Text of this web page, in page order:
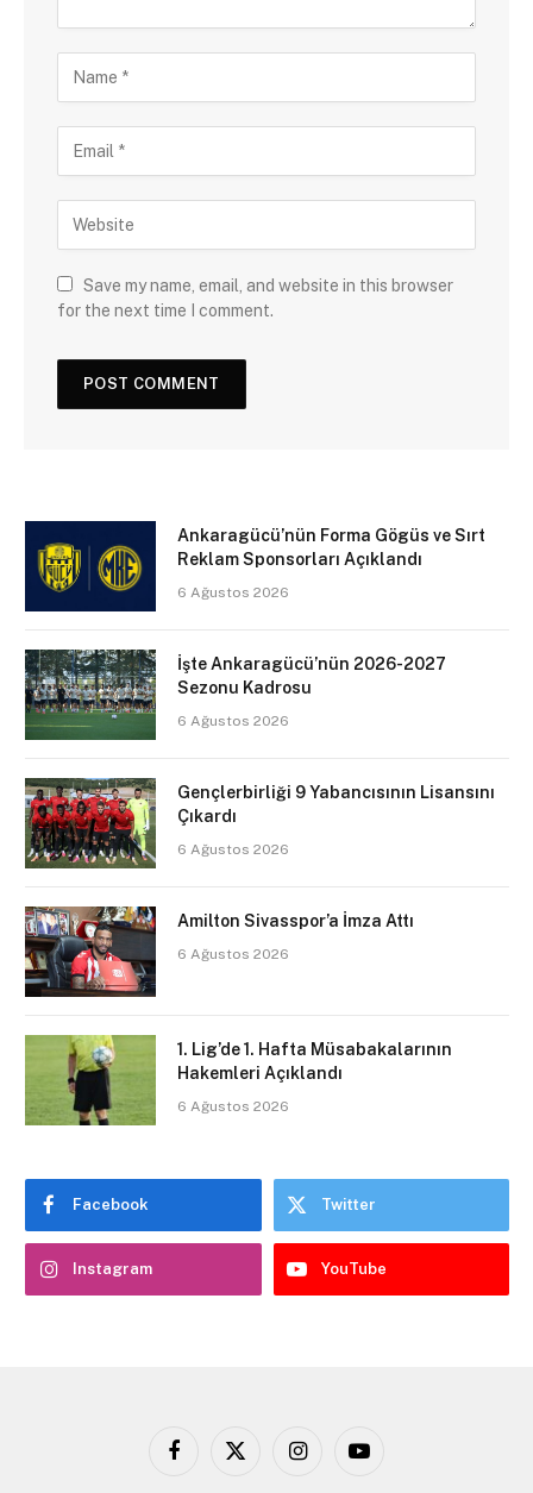
Save my name, email, and website in this browser
for the next time I comment.
Ankaragücü’nün Forma Gögüs ve Sırt
Reklam Sponsorları Açıklandı
6 Ağustos 2026
İşte Ankaragücü’nün 2026-2027
Sezonu Kadrosu
6 Ağustos 2026
Gençlerbirliği 9 Yabancısının Lisansını
Çıkardı
6 Ağustos 2026
Amilton Sivasspor’a İmza Attı
6 Ağustos 2026
1. Lig’de 1. Hafta Müsabakalarının
Hakemleri Açıklandı
6 Ağustos 2026
Facebook Twitter
Instagram YouTube
Facebook
X
InstagramYouTube